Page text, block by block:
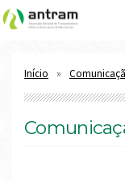
Início